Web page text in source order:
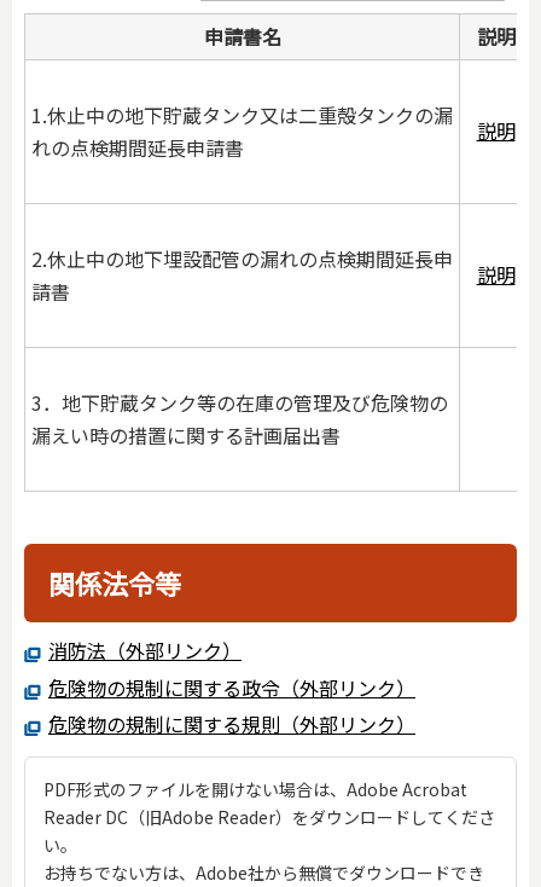
申請書名 説明
1.休止中の地下貯蔵タンク又は二重殻タンクの漏
れの点検期間延長申請書
説明
2.休止中の地下埋設配管の漏れの点検期間延長申
請書
説明
3．地下貯蔵タンク等の在庫の管理及び危険物の
漏えい時の措置に関する計画届出書
関係法令等
消防法（外部リンク）
危険物の規制に関する政令（外部リンク）
危険物の規制に関する規則（外部リンク）
PDF形式のファイルを開けない場合は、Adobe Acrobat
Reader DC（旧Adobe Reader）をダウンロードしてくださ
い。
お持ちでない方は、Adobe社から無償でダウンロードでき